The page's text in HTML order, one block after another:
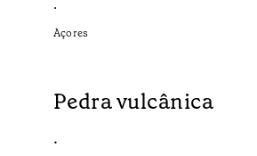
•
Açores
Pedra vulcânica
•